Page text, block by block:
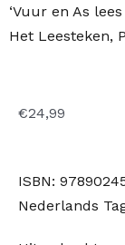
‘Vuur en As
Het Leesteken,
€24,99
ISBN:
Nederlands